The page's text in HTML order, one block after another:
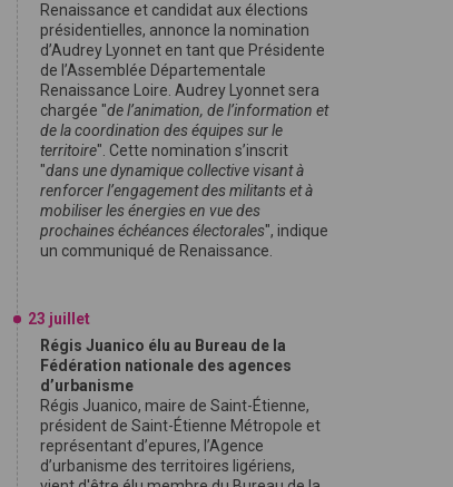
Renaissance et candidat aux élections
présidentielles, annonce la nomination
d’Audrey Lyonnet en tant que Présidente
de l’Assemblée Départementale
Renaissance Loire. Audrey Lyonnet sera
chargée "de l’animation, de l’information et
de la coordination des équipes sur le
territoire". Cette nomination s’inscrit
"dans une dynamique collective visant à
renforcer l’engagement des militants et à
mobiliser les énergies en vue des
prochaines échéances électorales", indique
un communiqué de Renaissance.
23 juillet
Régis Juanico élu au Bureau de la
Fédération nationale des agences
d’urbanisme
Régis Juanico, maire de Saint-Étienne,
président de Saint-Étienne Métropole et
représentant d’epures, l’Agence
d’urbanisme des territoires ligériens,